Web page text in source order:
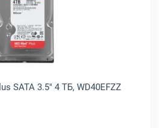
8 ТБ, ST8000DM004
Открыть товар: Диск HDD WD Red
SATA 3.5" 4 ТБ, WD40EFZZ